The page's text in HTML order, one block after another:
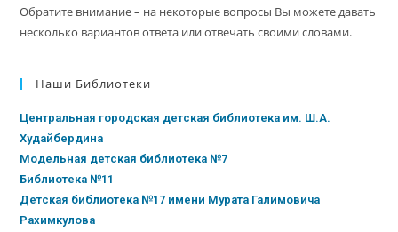
Обратите внимание – на некоторые вопросы Вы можете давать
несколько вариантов ответа или отвечать своими словами.
Наши Библиотеки
Центральная городская детская библиотека им. Ш.А.
Худайбердина
Модельная детская библиотека №7
Библиотека №11
Детская библиотека №17 имени Мурата Галимовича
Рахимкулова